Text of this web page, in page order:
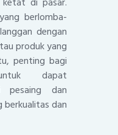
berlomba-
dengan
produk yang
penting bagi
dapat
pesaing dan
berkualitas dan